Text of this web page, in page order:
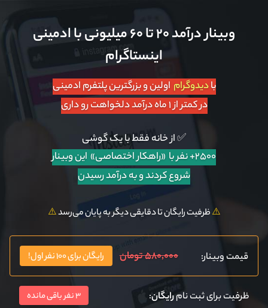
وبینار درآمد ۲۰ تا ۶۰ میلیونی با ادمینی
اینستاگرام
بادیدوگرام اولین و بزرگترین پلتفرم ادمینی
در کمتر از ۱ ماه درآمد دلخواهت رو داری
✅ از خانه فقط با یک گوشی
۲۵۰۰+ نفر با «راهکار اختصاصی»
این وبینار
شروع کردند و به درآمد رسیدن
⚠️ظرفیت رایگان تا دقایقی دیگر به پایان می‌رسد⚠️
قیمت وبینار: ۵۸۰,۰۰۰ تومان رایگان برای ۱۰۰ نفر اول!
ظرفیت برای ثبت نامرایگان: 3 نفر باقی مانده